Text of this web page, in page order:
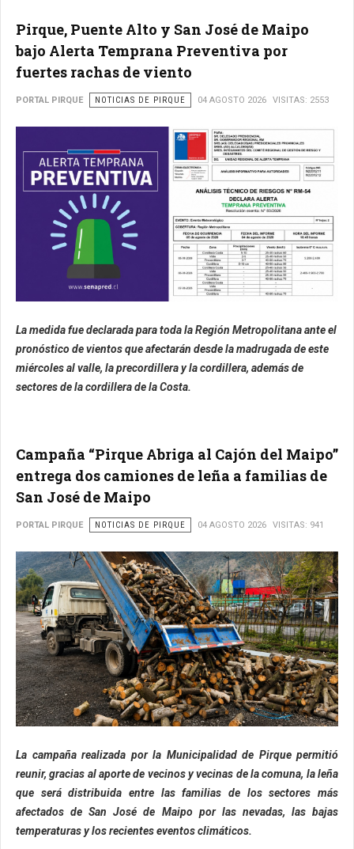
Pirque, Puente Alto y San José de Maipo
bajo Alerta Temprana Preventiva por
fuertes rachas de viento
PORTAL PIRQUE NOTICIAS DE PIRQUE 04 AGOSTO 2026 VISITAS: 2553
La medida fue declarada para toda la Región Metropolitana ante el
pronóstico de vientos que afectarán desde la madrugada de este
miércoles al valle, la precordillera y la cordillera, además de
sectores de la cordillera de la Costa.
Campaña “Pirque Abriga al Cajón del Maipo”
entrega dos camiones de leña a familias de
San José de Maipo
PORTAL PIRQUE NOTICIAS DE PIRQUE 04 AGOSTO 2026 VISITAS: 941
La campaña realizada por la Municipalidad de Pirque permitió
reunir, gracias al aporte de vecinos y vecinas de la comuna, la leña
que será distribuida entre las familias de los sectores más
afectados de San José de Maipo por las nevadas, las bajas
temperaturas y los recientes eventos climáticos.